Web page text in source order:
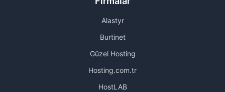
Alastyr
Burtinet
Güzel Hosting
Hosting.com.tr
HostLAB